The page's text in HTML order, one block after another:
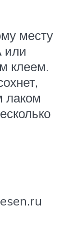
месту
или
клеем.
лаком